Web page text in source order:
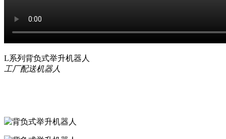
L系列背负式举升机器人
工厂配送机器人